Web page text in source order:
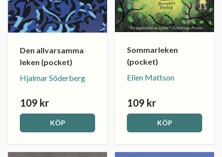
Den allvarsamma
leken (pocket)
Hjalmar Söderberg
109 kr
KÖP
Sommarleken
(pocket)
Ellen Mattson
109 kr
KÖP